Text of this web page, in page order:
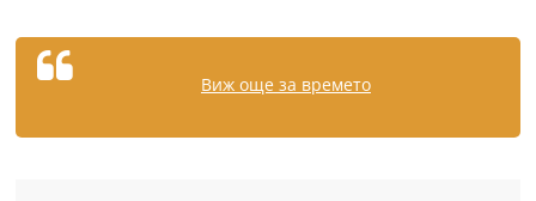
Виж още за времето